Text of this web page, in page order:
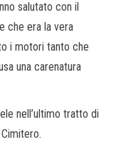
salutato con il
che era la vera
i motori tanto che
una carenatura
nell’ultimo tratto di